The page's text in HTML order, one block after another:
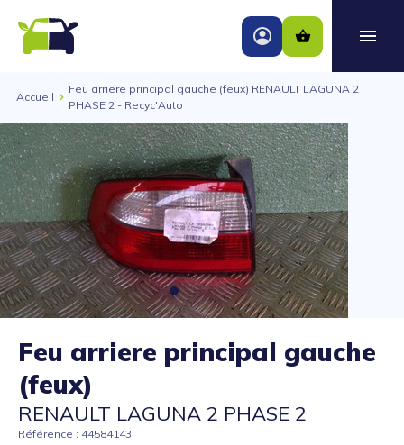
Accueil
Feu arriere principal gauche (feux) RENAULT LAGUNA 2
PHASE 2 - Recyc'Auto
Feu arriere principal gauche
(feux)
RENAULT LAGUNA 2 PHASE 2
Référence : 44584143